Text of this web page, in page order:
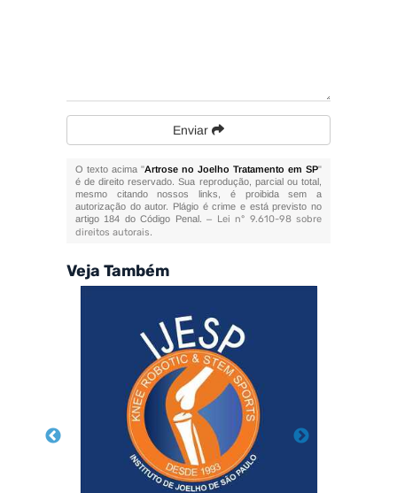
Enviar
O texto acima "Artrose no Joelho Tratamento em SP"
é de direito reservado. Sua reprodução, parcial ou total,
mesmo citando nossos links, é proibida sem a
autorização do autor. Plágio é crime e está previsto no
artigo 184 do Código Penal. – Lei n° 9.610-98 sobre
direitos autorais.
Veja Também